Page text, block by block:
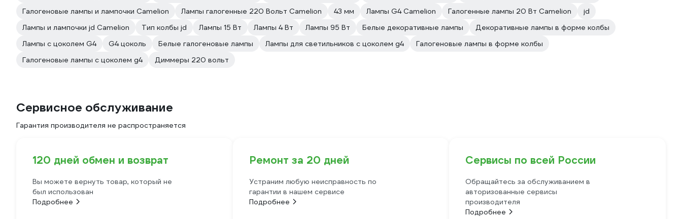
Галогеновые лампы и лампочки Camelion
Лампы галогенные 220 Вольт Camelion 43 мм Лампы G4 Camelion Галогенные лампы 20 Вт Camelion
jd
Лампы и лампочки jd Camelion
Тип колбы jd Лампы 15 Вт Лампы 4 Вт Лампы 95 Вт Белые декоративные лампы
Декоративные лампы в форме колбы
Лампы с цоколем G4
G4 цоколь Белые галогеновые лампы Лампы для светильников с цоколем g4
Галогеновые лампы в форме колбы
Галогеновые лампы с цоколем g4
Диммеры 220 вольт
Сервисное обслуживание
Гарантия производителя не распространяется
120 дней обмен и возврат
Вы можете вернуть товар, который не
был использован
Подробнее
Ремонт за 20 дней
Устраним любую неисправность по
гарантии в нашем сервисе
Подробнее
Сервисы по всей России
Обращайтесь за обслуживанием в
авторизованные сервисы
производителя
Подробнее